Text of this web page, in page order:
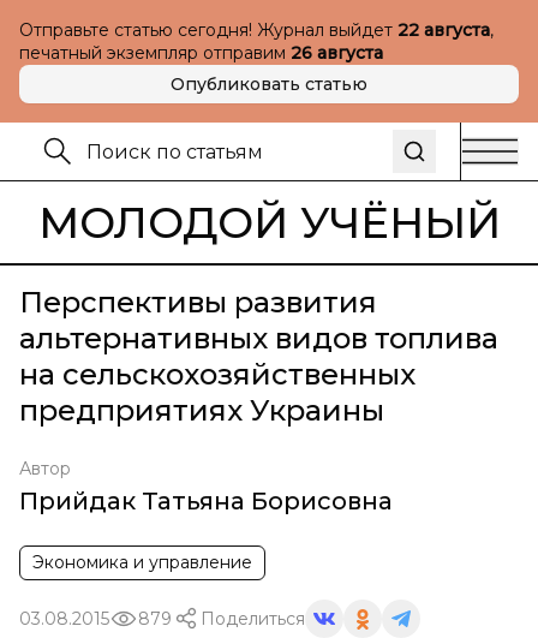
Отправьте статью сегодня! Журнал выйдет 22 августа,
печатный экземпляр отправим 26 августа
Опубликовать статью
МОЛОДОЙ УЧЁНЫЙ
Перспективы развития
альтернативных видов топлива
на сельскохозяйственных
предприятиях Украины
Автор
Прийдак Татьяна Борисовна
Экономика и управление
03.08.2015 879 Поделиться